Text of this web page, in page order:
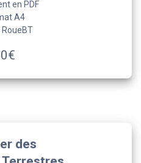
en PDF
A4
RoueBT
des